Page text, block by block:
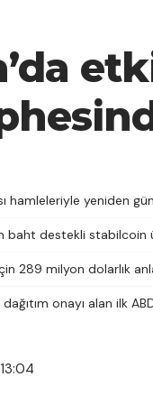
hamleleriyle yeniden
baht destekli stabilcoin
289 milyon dolarlık
onayı alan ilk